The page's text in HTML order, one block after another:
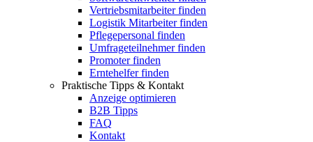
Vertriebsmitarbeiter finden
Logistik Mitarbeiter finden
Pflegepersonal finden
Umfrageteilnehmer finden
Promoter finden
Erntehelfer finden
Praktische Tipps & Kontakt
Anzeige optimieren
B2B Tipps
FAQ
Kontakt